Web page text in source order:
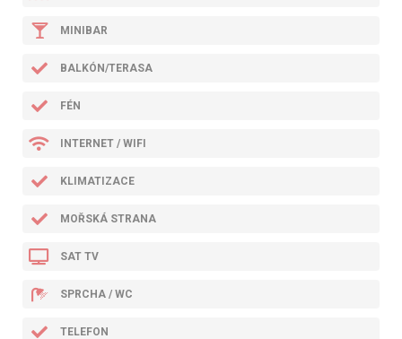
MINIBAR
BALKÓN/TERASA
FÉN
INTERNET / WIFI
KLIMATIZACE
MOŘSKÁ STRANA
SAT TV
SPRCHA / WC
TELEFON